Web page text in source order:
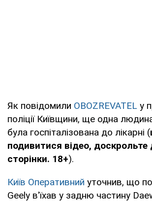
Як повідомили OBOZREVATEL у
поліції Київщини, ще одна
була госпіталізована до лікарні (
подивитися відео, доскрольте
сторінки. 18+).
Київ Оперативний уточнив, що
Geely в'їхав у задню частину